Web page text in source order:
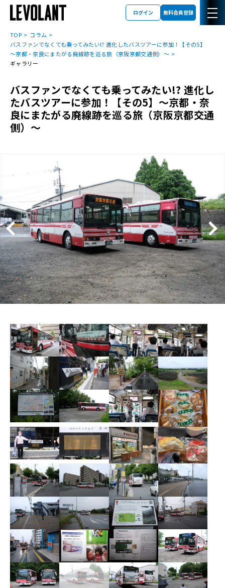
ログイン 無料会員登録
TOP
コラム
バスファンでなくても乗ってみたい!? 進化したバスツアーに参加！【その5】
～京都・奈良にまたがる廃線跡を巡る旅（京阪京都交通側）～
ギャラリー
バスファンでなくても乗ってみたい!? 進化し
たバスツアーに参加！【その5】～京都・奈
良にまたがる廃線跡を巡る旅（京阪京都交通
側）～